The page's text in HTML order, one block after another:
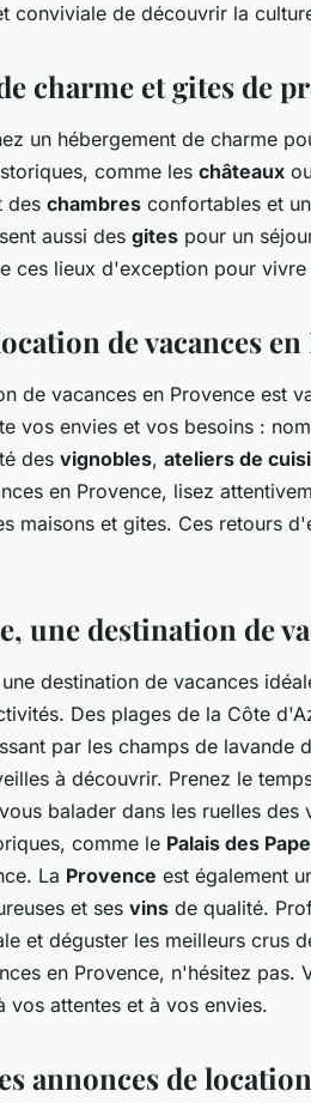
conviviale de découvrir la
charme et gites de
un hébergement de charme
comme les châteaux
des chambres confortables et
aussi des gites pour un
ces lieux d'exception pour
de vacances en
de vacances en Provence est
vos envies et vos besoins :
des vignobles, ateliers de
en Provence, lisez
maisons et gites. Ces retours
une destination de
destination de vacances
Des plages de la Côte
par les champs de lavande
à découvrir. Prenez le
balader dans les ruelles des
comme le Palais des
La Provence est également
et ses vins de qualité.
et déguster les meilleurs crus
en Provence, n'hésitez pas.
vos attentes et à vos envies.
annonces de